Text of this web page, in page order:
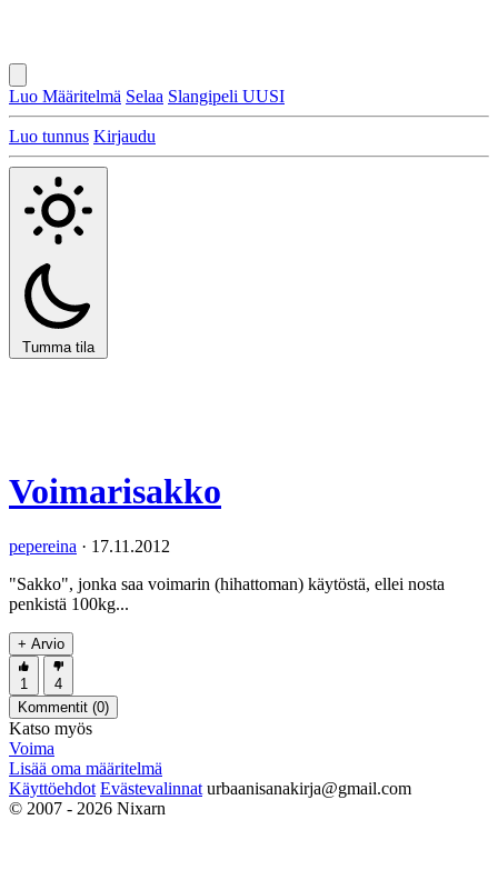
Luo Määritelmä Selaa Slangipeli UUSI
Luo tunnus Kirjaudu
Tumma tila
Voimarisakko
pepereina · 17.11.2012
"Sakko", jonka saa voimarin (hihattoman) käytöstä, ellei nosta
penkistä 100kg...
+ Arvio
1
4
Kommentit (0)
Katso myös
Voima
Lisää oma määritelmä
Käyttöehdot Evästevalinnat urbaanisanakirja@gmail.com
© 2007 - 2026 Nixarn